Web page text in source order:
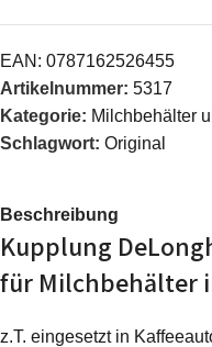
EAN: 0787162526455
Artikelnummer: 5317
Kategorie: Milchbehälter
Schlagwort: Original
Beschreibung
Kupplung
für Milchbehälter
z.T. eingesetzt in